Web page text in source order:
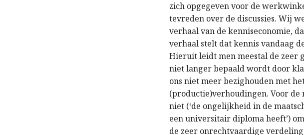
zich opgegeven voor de
tevreden over de discussies. Wij
verhaal van de kenniseconomie,
verhaal stelt dat kennis vandaag
Hieruit leidt men meestal de zeer
niet langer bepaald wordt door
ons niet meer bezighouden met
(productie)verhoudingen. Voor
niet (‘de ongelijkheid in de
een universitair diploma heeft’)
de zeer onrechtvaardige